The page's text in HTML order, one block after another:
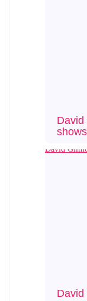
David
David
David